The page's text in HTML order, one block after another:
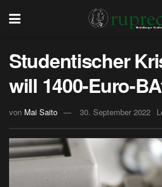
Studentischer
will 1400-Euro-
von Mai Saito 30. September 2022